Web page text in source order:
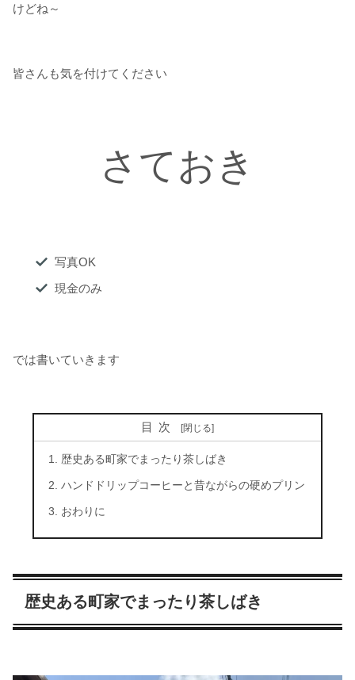
けどね～
皆さんも気を付けてください
さておき
写真OK
現金のみ
では書いていきます
目次
歴史ある町家でまったり茶しばき
ハンドドリップコーヒーと昔ながらの硬めプリン
おわりに
歴史ある町家でまったり茶しばき